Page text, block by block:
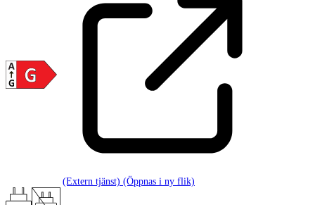
(Extern tjänst) (Öppnas i ny flik)